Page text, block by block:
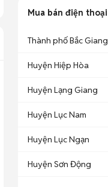
Mua bán điện thoại
Thành phố Bắc Giang
Huyện Hiệp Hòa
Huyện Lạng Giang
Huyện Lục Nam
Huyện Lục Ngạn
Huyện Sơn Động